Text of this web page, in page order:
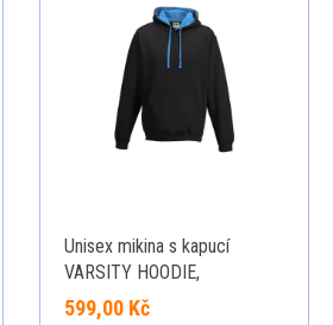
Unisex mikina s kapucí
VARSITY HOODIE,
černá/modrá, velikost XL
599,00 Kč